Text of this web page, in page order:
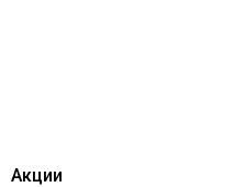
Акции